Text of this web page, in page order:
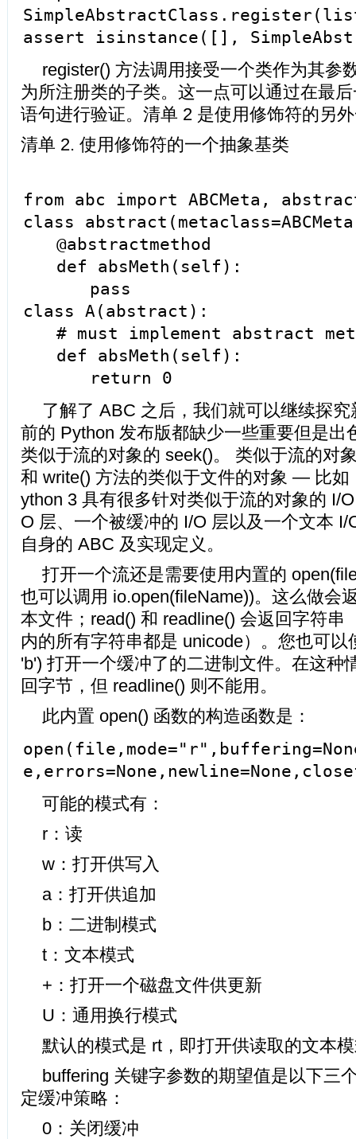
assert isinstance([],
register() 方法调用接受一个类作为其参
为所注册类的子类。这一点可以通过在最
语句进行验证。清单 2 是使用修饰符的另
清单 2. 使用修饰符的一个抽象基类
from abc import ABCMeta,
class
@abstractmethod
def absMeth(self):
pass
class A(abstract):
# must implement abstract
def absMeth(self):
return 0
了解了 ABC 之后，我们就可以继续探
前的 Python 发布版都缺少一些重要但是出
类似于流的对象的 seek()。 类似于流的对
和 write() 方法的类似于文件的对象 — 比如
ython 3 具有很多针对类似于流的对象的 I/
O 层、一个被缓冲的 I/O 层以及一个文本
自身的 ABC 及实现定义。
打开一个流还是需要使用内置的
也可以调用 io.open(fileName))。这么做会
本文件；read() 和 readline() 会返回字符串
内的所有字符串都是 unicode）。您也可以
'b') 打开一个缓冲了的二进制文件。在这种
回字节，但 readline() 则不能用。
此内置 open() 函数的构造函数是：
可能的模式有：
r：读
w：打开供写入
a：打开供追加
b：二进制模式
t：文本模式
+：打开一个磁盘文件供更新
U：通用换行模式
默认的模式是 rt，即打开供读取的文本
buffering 关键字参数的期望值是以下三
定缓冲策略：
0：关闭缓冲